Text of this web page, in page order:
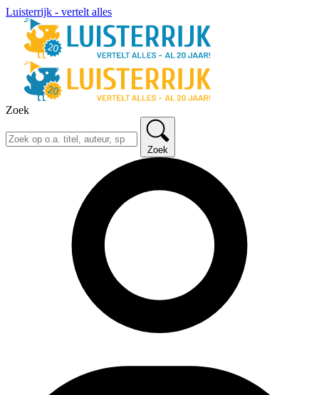
Luisterrijk - vertelt alles
Zoek
Zoek